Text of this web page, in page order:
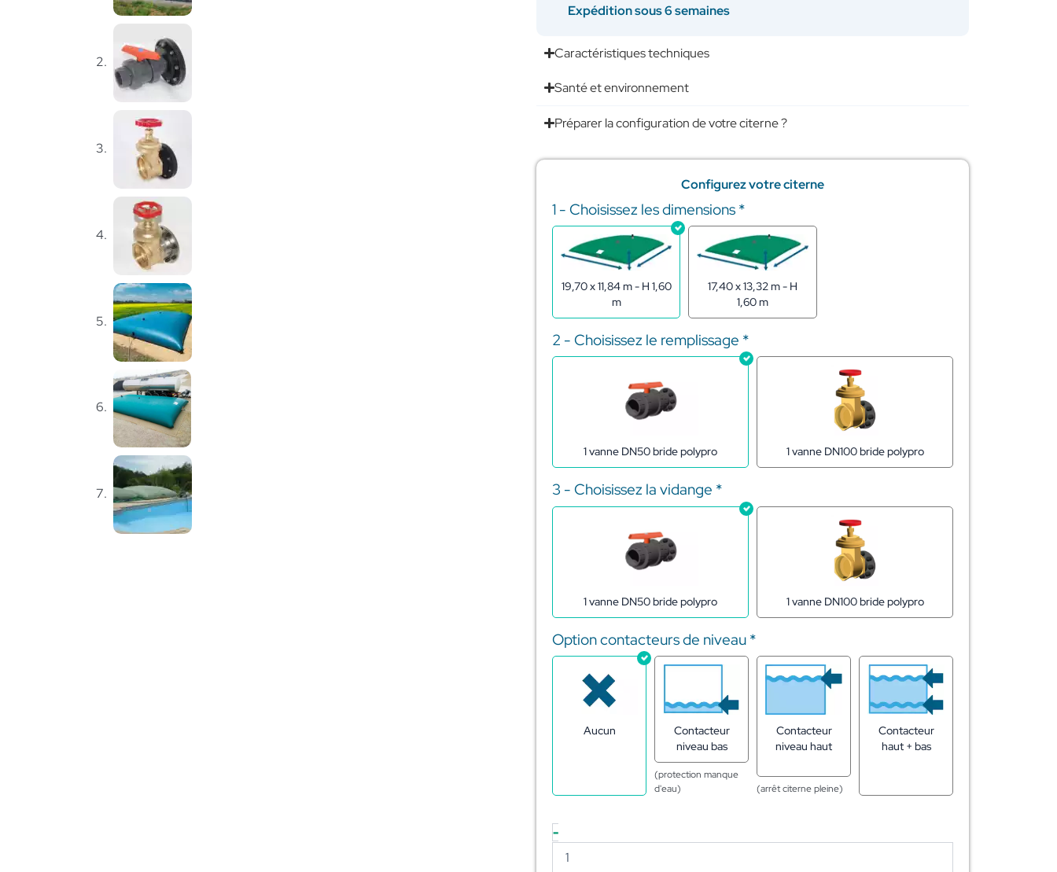
Expédition sous 6 semaines
Caractéristiques techniques
Santé et environnement
Préparer la configuration de votre citerne ?
Configurez votre citerne
1 - Choisissez les dimensions*
19,70 x 11,84 m - H 1,60
m
17,40 x 13,32 m - H
1,60 m
2 - Choisissez le remplissage *
1 vanne DN50 bride polypro 1 vanne DN100 bride polypro
3 - Choisissez la vidange *
1 vanne DN50 bride polypro 1 vanne DN100 bride polypro
Option contacteurs de niveau*
Aucun
Contacteur
niveau bas
(protection manque
d'eau)
Contacteur
niveau haut
(arrêt citerne pleine)
Contacteur
haut + bas
-
quantité
de
Citerne
souple
stockage
l'eau
300m3